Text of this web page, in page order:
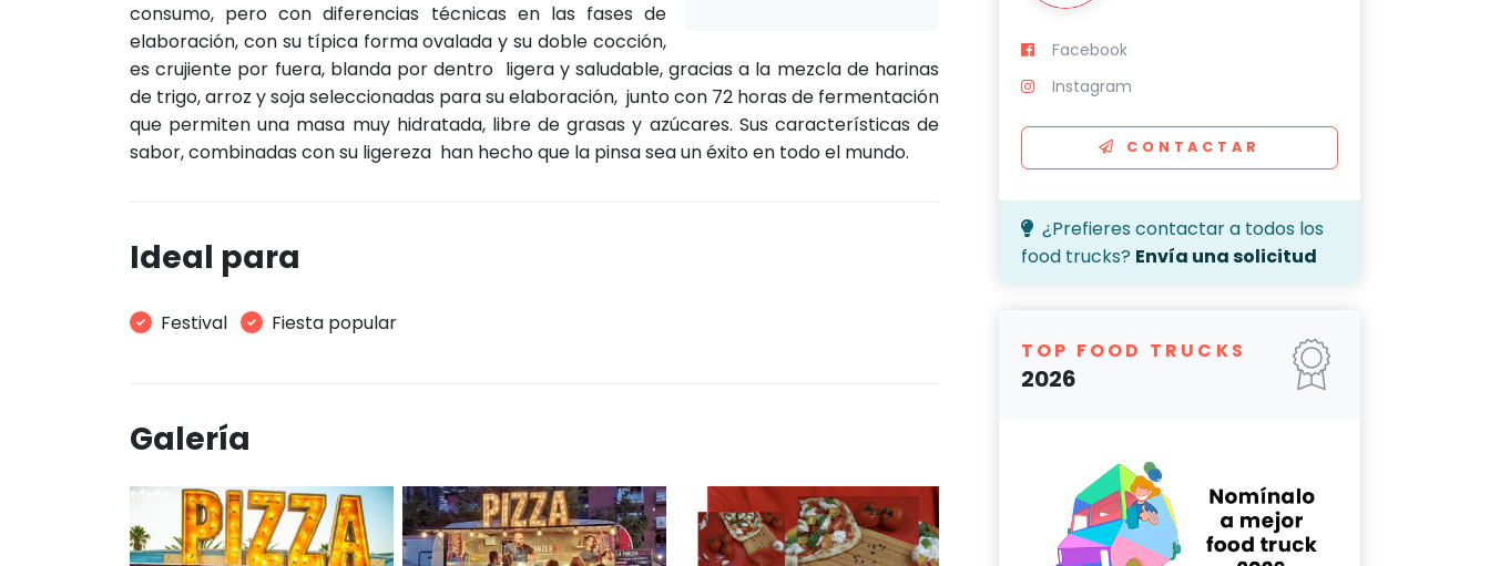
consumo, pero con diferencias técnicas en las fases de
elaboración, con su típica forma ovalada y su doble cocción,
es crujiente por fuera, blanda por dentro ligera y saludable, gracias a la mezcla de harinas
de trigo, arroz y soja seleccionadas para su elaboración, junto con 72 horas de fermentación
que permiten una masa muy hidratada, libre de grasas y azúcares. Sus características de
sabor, combinadas con su ligereza han hecho que la pinsa sea un éxito en todo el mundo.
Ideal para
Festival Fiesta popular
Galería
Facebook
Instagram
CONTACTAR
¿Prefieres contactar a todos los
food trucks? Envía una solicitud
TOP FOOD TRUCKS
2026